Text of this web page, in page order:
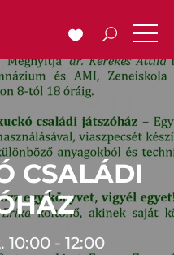
CSALÁDI
10:00 - 12:00